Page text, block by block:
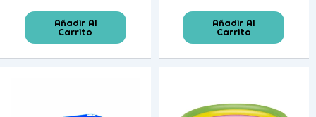
Añadir Al
Carrito
Añadir Al
Carrito